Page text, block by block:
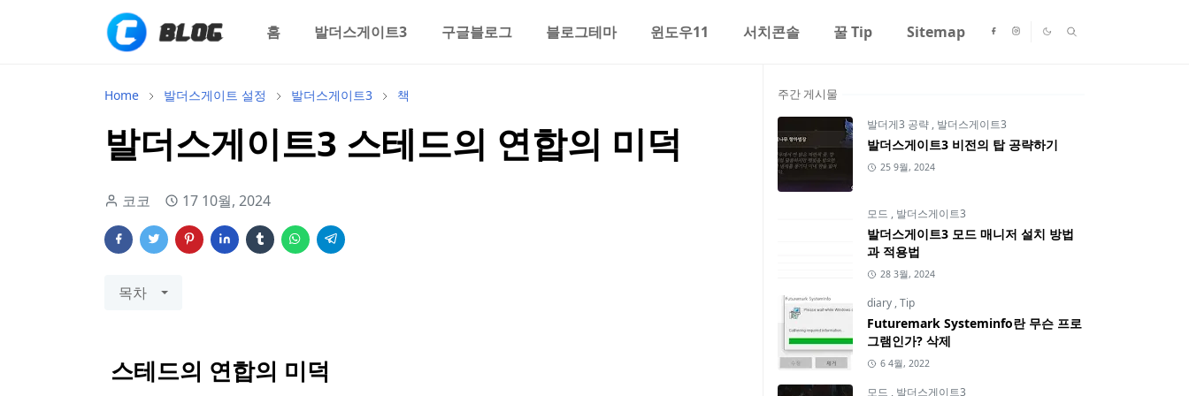
홈 발더스게이트3 구글블로그 블로그테마 윈도우11 서치콘솔 꿀 Tip Sitemap
Home 발더스게이트 설정 발더스게이트3 책
발더스게이트3 스테드의 연합의 미덕
코코 17 10월, 2024
목차
스테드의 연합의 미덕
주간 게시물
발더게3 공략 , 발더스게이트3
발더스게이트3 비전의 탑 공략하기
25 9월, 2024
모드 , 발더스게이트3
발더스게이트3 모드 매니저 설치 방법
과 적용법
28 3월, 2024
diary ,Tip
Futuremark Systeminfo란 무슨 프로
그램인가? 삭제
6 4월, 2022
모드 , 발더스게이트3